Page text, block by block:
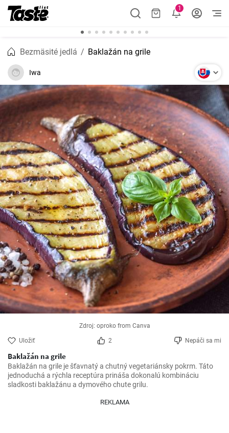
1
Bezmäsité jedlá Baklažán na grile
Iwa
Zdroj: oproko from Canva
Uložiť 2 Nepáči sa mi
Baklažán na grile
Baklažán na grile je šťavnatý a chutný vegetariánsky pokrm. Táto
jednoduchá a rýchla receptúra prináša dokonalú kombináciu
sladkosti baklažánu a dymového chute grilu.
REKLAMA